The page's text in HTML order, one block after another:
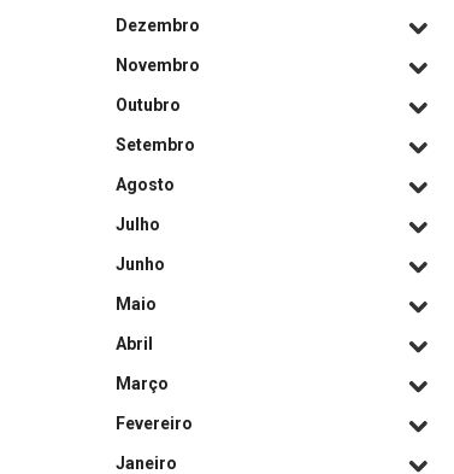
Dezembro
Novembro
Outubro
Setembro
Agosto
Julho
Junho
Maio
Abril
Março
Fevereiro
Janeiro